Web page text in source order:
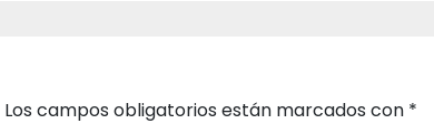
Los campos obligatorios están marcados con *